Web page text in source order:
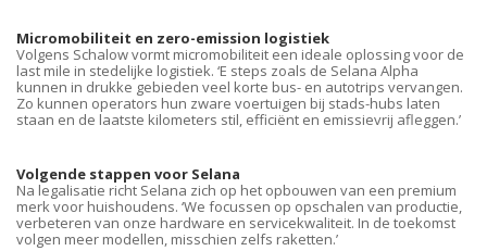
Micromobiliteit en zero-emission logistiek
Volgens Schalow vormt micromobiliteit een ideale oplossing voor de
last mile in stedelijke logistiek. ‘E steps zoals de Selana Alpha
kunnen in drukke gebieden veel korte bus- en autotrips vervangen.
Zo kunnen operators hun zware voertuigen bij stads-hubs laten
staan en de laatste kilometers stil, efficiënt en emissievrij afleggen.’
Volgende stappen voor Selana
Na legalisatie richt Selana zich op het opbouwen van een premium
merk voor huishoudens. ‘We focussen op opschalen van productie,
verbeteren van onze hardware en servicekwaliteit. In de toekomst
volgen meer modellen, misschien zelfs raketten.’